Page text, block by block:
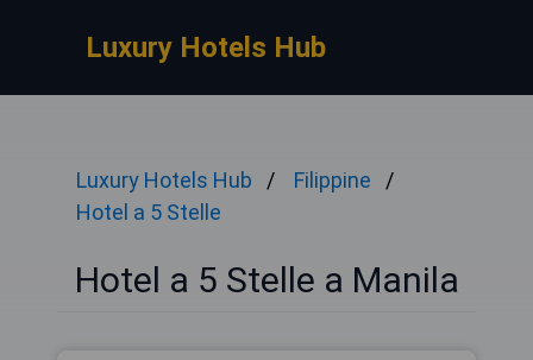
Luxury Hotels Hub
Luxury Hotels Hub
Filippine
Hotel a 5 Stelle
Hotel a 5 Stelle a Manila